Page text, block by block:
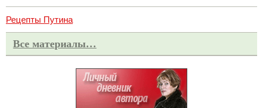
Рецепты Путина
Все материалы…